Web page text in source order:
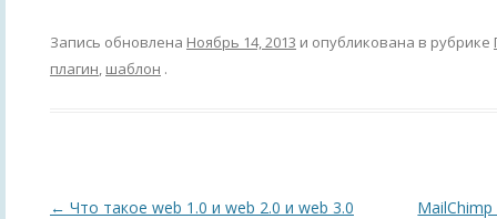
Запись обновлена Ноябрь 14, 2013 и опубликована в рубрике
плагин шаблон .
Навигация
← Что такое web 1.0 и web 2.0 и web 3.0